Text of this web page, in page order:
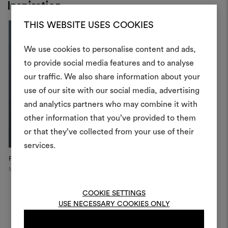
THIS WEBSITE USES COOKIES
We use cookies to personalise content and ads,
to provide social media features and to analyse
our traffic. We also share information about your
use of our site with our social media, advertising
and analytics partners who may combine it with
other information that you’ve provided to them
or that they’ve collected from your use of their
services.
COOKIE SETTINGS
USE NECESSARY COOKIES ONLY
Inspiration
Fabric-covered screen
Milan
Crea
Uno strumento interattivo
e condividere le tue idee,